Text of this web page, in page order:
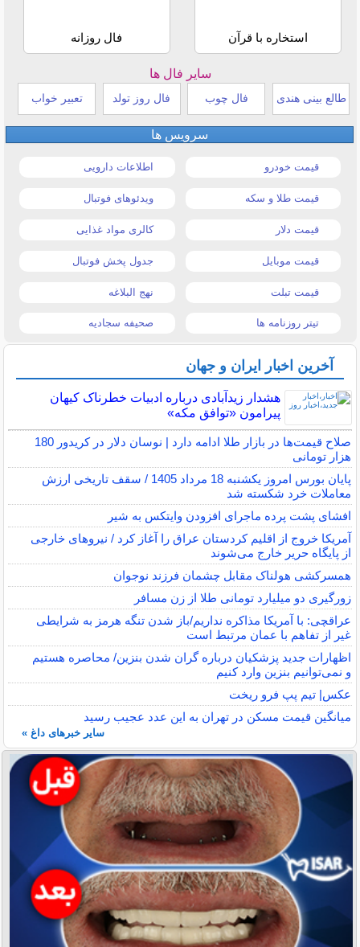
استخاره با قرآن فال روزانه
سایر فال ها
طالع بینی هندی فال چوب فال روز تولد تعبیر خواب
سرویس ها
قیمت خودرو اطلاعات دارویی
قیمت طلا و سکه ویدئوهای فوتبال
قیمت دلار کالری مواد غذایی
قیمت موبایل جدول پخش فوتبال
قیمت تبلت نهج البلاغه
تیتر روزنامه ها صحیفه سجادیه
آخرین اخبار ایران و جهان
هشدار زیدآبادی درباره ادبیات خطرناک کیهان
پیرامون «توافق مکه»
صلاح قیمت‌ها در بازار طلا ادامه دارد | نوسان دلار در کریدور 180
هزار تومانی
پایان بورس امروز یکشنبه 18 مرداد 1405 / سقف تاریخی ارزش
معاملات خرد شکسته شد
افشای پشت پرده ماجرای افزودن وایتکس به شیر
آمریکا خروج از اقلیم کردستان عراق را آغاز کرد / نیروهای خارجی
از پایگاه حریر خارج می‌شوند
همسرکشی هولناک مقابل چشمان فرزند نوجوان
زورگیری دو میلیارد تومانی طلا از زن مسافر
عراقچی: با آمریکا مذاکره نداریم/باز شدن تنگه هرمز به شرایطی
غیر از تفاهم با عمان مرتبط است
اظهارات جدید پزشکیان درباره گران شدن بنزین/ محاصره هستیم
و نمی‌توانیم بنزین وارد کنیم
عکس| تیم پپ فرو ریخت
میانگین قیمت مسکن در تهران به این عدد عجیب رسید
سایر خبرهای داغ »